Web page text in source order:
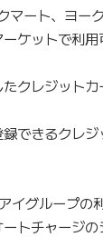
マート、ヨー
ケットで利用
クレジット
できるクレ
イグループの
トチャージ